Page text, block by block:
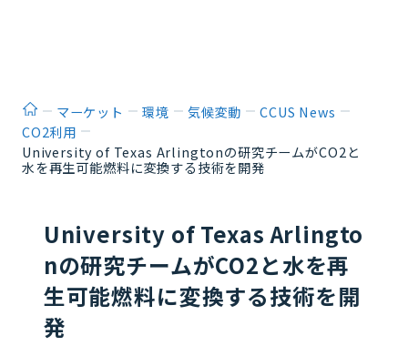
ホームマーケット 環境 気候変動
CCUS News
CO2利用
University of Texas Arlingtonの研究チームがCO2と
水を再生可能燃料に変換する技術を開発
University of Texas Arlingto
nの研究チームがCO2と水を再
生可能燃料に変換する技術を開
発